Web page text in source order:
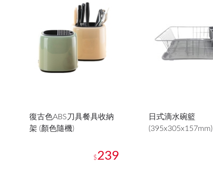
復古色ABS刀具餐具收納
架 (顏色隨機)
$239
日式滴水碗籃
(395x305x157mm)